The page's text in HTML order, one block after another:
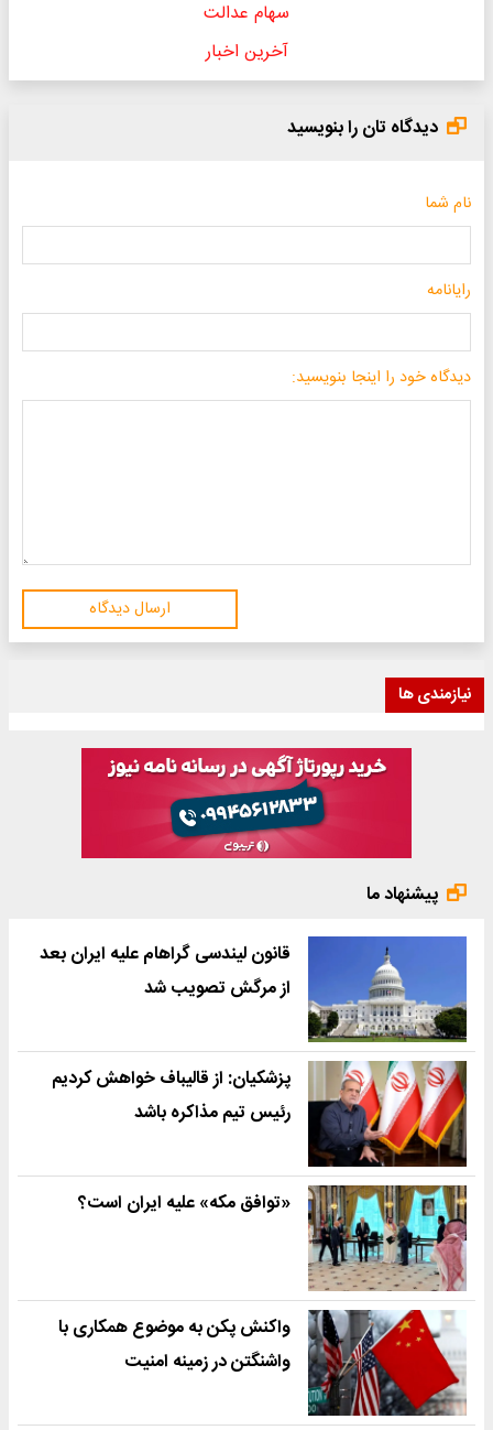
سهام عدالت
آخرین اخبار
دیدگاه تان را بنویسید
نام شما
رایانامه
دیدگاه خود را اینجا بنویسید:
ارسال دیدگاه
نیازمندی ها
پیشنهاد ما
قانون لیندسی گراهام علیه ایران بعد
از مرگش تصویب شد
پزشکیان: از قالیباف خواهش کردیم
رئیس تیم مذاکره باشد
«توافق مکه» علیه ایران است؟
واکنش پکن به موضوع همکاری با
واشنگتن در زمینه امنیت